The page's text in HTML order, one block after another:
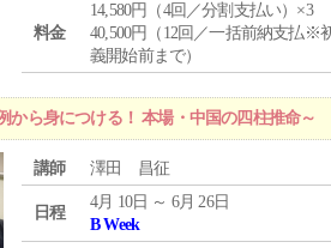
料金
14,580円（4回／分割支払い）×3
40,500円（12回／一括前納支払※
義開始前まで）
ら身につける！ 本場・中国の四柱推命～
講師 澤田 昌征
日程
4月 10日 ～ 6月 26日
B Week